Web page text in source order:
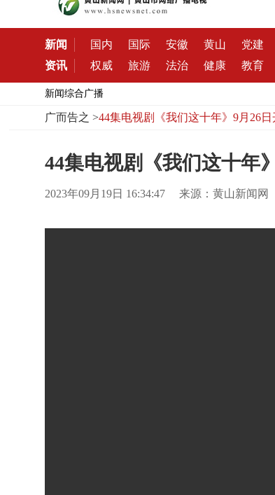
新闻 国内 国际 安徽 黄山 党建
资讯
权威 旅游 法治 健康 教育
新闻综合广播
广而告之 >44集电视剧《我们这十年》9月26
44集电视剧《我们这十年
2023年09月19日 16:34:47 来源：黄山新闻网